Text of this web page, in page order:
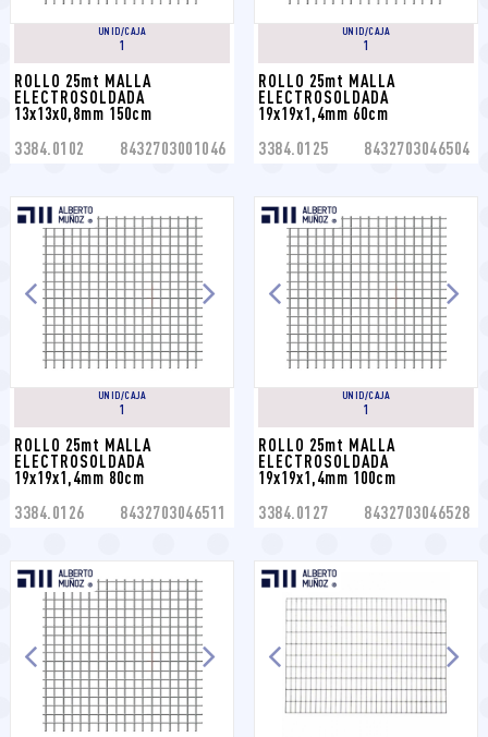
UNID/CAJA
1
ROLLO 25mt MALLA
ELECTROSOLDADA
13x13x0,8mm 150cm
3384.0102 8432703001046
UNID/CAJA
1
ROLLO 25mt MALLA
ELECTROSOLDADA
19x19x1,4mm 60cm
3384.0125 8432703046504
UNID/CAJA
1
ROLLO 25mt MALLA
ELECTROSOLDADA
19x19x1,4mm 80cm
3384.0126 8432703046511
UNID/CAJA
1
ROLLO 25mt MALLA
ELECTROSOLDADA
19x19x1,4mm 100cm
3384.0127 8432703046528